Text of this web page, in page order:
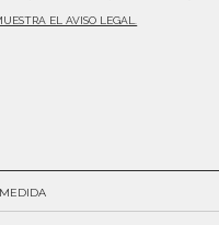
EL AVISO LEGAL.